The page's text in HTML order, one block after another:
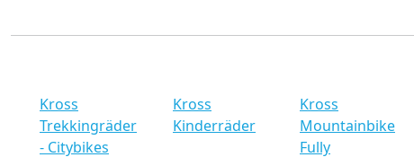
Kross
Trekkingräder
- Citybikes
Kross
Kinderräder
Kross
Mountainbike
Fully